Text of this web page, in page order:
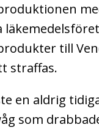
till
straffas.
en aldrig
som